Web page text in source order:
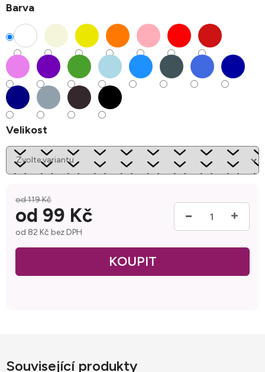
Barva
Velikost
od 119 Kč
od 99 Kč
od 82 Kč bez DPH
Související produkty